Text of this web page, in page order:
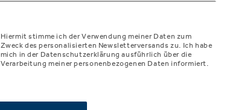
Hiermit stimme ich der Verwendung meiner Daten zum
Zweck des personalisierten Newsletterversands zu. Ich habe
mich in der Datenschutzerklärung ausführlich über die
Verarbeitung meiner personenbezogenen Daten informiert.